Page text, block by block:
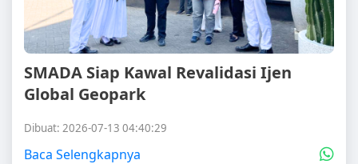
SMADA Siap Kawal Revalidasi Ijen
Global Geopark
Dibuat: 2026-07-13 04:40:29
Baca Selengkapnya